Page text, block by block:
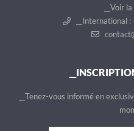
__Voir
__International
__Tenez-vous informé en